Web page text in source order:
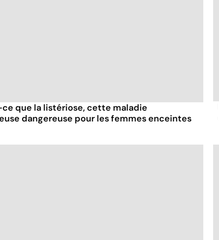
que la listériose, cette maladie
dangereuse pour les femmes enceintes